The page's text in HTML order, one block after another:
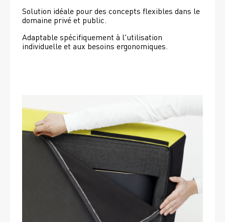
Solution idéale pour des concepts flexibles dans le
domaine privé et public.
Adaptable spécifiquement à l'utilisation
individuelle et aux besoins ergonomiques.